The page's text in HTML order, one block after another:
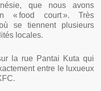
que nous avons
« food court ». Très
se tiennent plusieurs
locales.
la rue Pantai Kuta qui
entre le luxueux